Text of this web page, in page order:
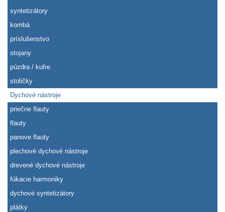
syntetizátory
kombá
príslušenstvo
stojany
púzdra / kufre
stoličky
Dychové nástroje
priečne flauty
flauty
panove flauty
plechové dychové nástroje
drevené dychové nástroje
fúkacie harmoniky
dychové syntetizátory
plátky